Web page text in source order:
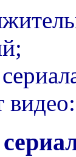
видео: